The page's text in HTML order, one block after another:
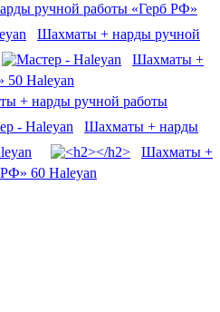
ручной работы «Герб РФ»
Шахматы + нарды ручной
Шахматы +
50 Haleyan
+ нарды ручной работы
Шахматы + нарды
Шахматы +
60 Haleyan